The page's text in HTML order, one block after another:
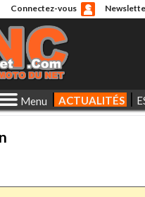
Connectez-vous
Menu ACTUALITÉS